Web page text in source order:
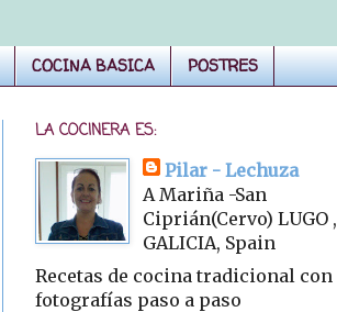
COCINA BASICA POSTRES
LA COCINERA ES:
Pilar - Lechuza
A Mariña -San
Ciprián(Cervo) LUGO ,
GALICIA, Spain
Recetas de cocina tradicional con
fotografías paso a paso